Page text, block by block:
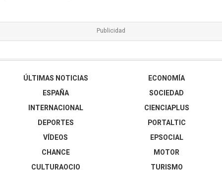
ÚLTIMAS NOTICIAS
ESPAÑA
INTERNACIONAL
DEPORTES
VÍDEOS
ECONOMÍA
SOCIEDAD
CIENCIAPLUS
PORTALTIC
EPSOCIAL
CHANCE
CULTURAOCIO
MOTOR
TURISMO